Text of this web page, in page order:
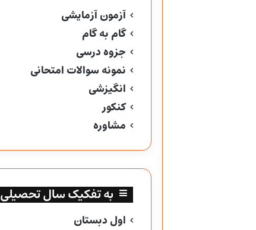
آزمون آزمایشی
گام به گام
جزوه درسی
نمونه سوالات امتحانی
انگیزشی
کنکور
مشاوره
به تفکیک سال تحصیلی
اول دبستان